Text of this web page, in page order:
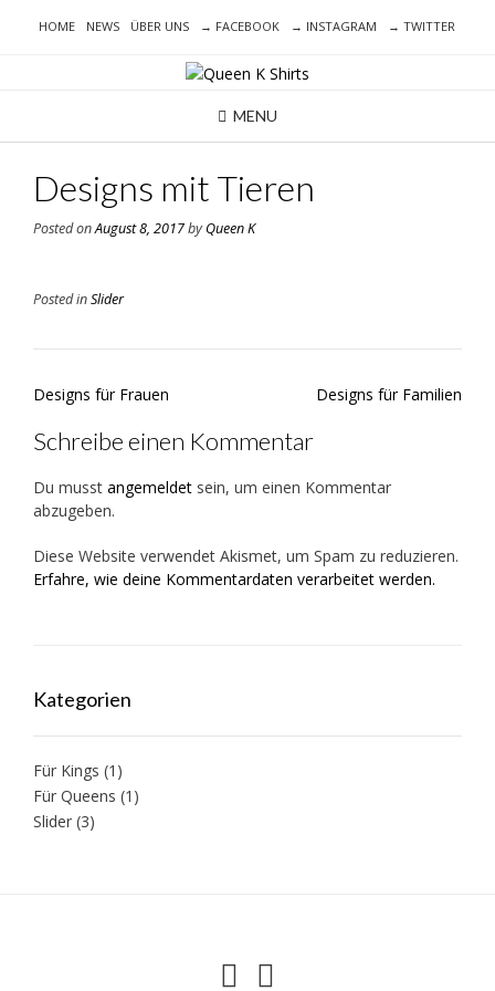
HOME NEWS ÜBER UNS → FACEBOOK → INSTAGRAM → TWITTER
MENU
Designs mit Tieren
Posted onAugust 8, 2017byQueen K
Posted inSlider
Post
Designs für Frauen Designs für Familien
Schreibe einen Kommentar
Du musst angemeldet sein, um einen Kommentar
abzugeben.
Diese Website verwendet Akismet, um Spam zu reduzieren.
Erfahre, wie deine Kommentardaten verarbeitet werden.
Kategorien
Für Kings (1)
Für Queens (1)
Slider (3)